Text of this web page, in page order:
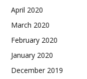
April 2020
March 2020
February 2020
January 2020
December 2019